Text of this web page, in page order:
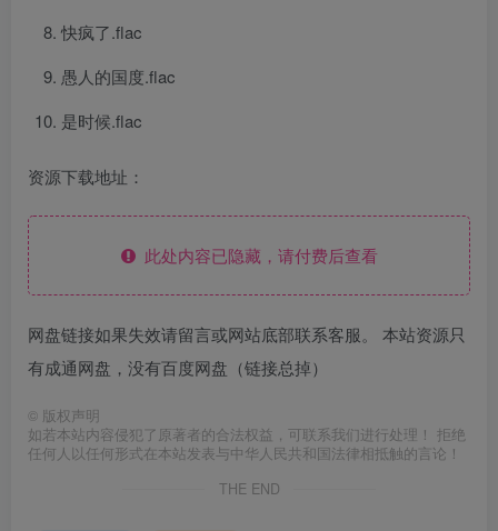
快疯了.flac
愚人的国度.flac
是时候.flac
资源下载地址：
此处内容已隐藏，请付费后查看
网盘链接如果失效请留言或网站底部联系客服。 本站资源只
有成通网盘，没有百度网盘（链接总掉）
© 版权声明
如若本站内容侵犯了原著者的合法权益，可联系我们进行处理！ 拒绝
任何人以任何形式在本站发表与中华人民共和国法律相抵触的言论！
THE END